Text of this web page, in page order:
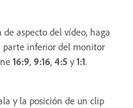
aspecto del vídeo, haga
parte inferior del monitor
16:9, 9:16, 4:5 y 1:1.
y la posición de un clip